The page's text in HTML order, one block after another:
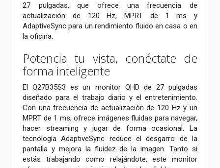
27 pulgadas, que ofrece una frecuencia de
actualización de 120 Hz, MPRT de 1 ms y
AdaptiveSync para un rendimiento fluido en casa o en
la oficina.
Potencia tu vista, conéctate de
forma inteligente
El Q27B35S3 es un monitor QHD de 27 pulgadas
diseñado para el trabajo diario y el entretenimiento.
Con una frecuencia de actualización de 120 Hz y un
MPRT de 1 ms, ofrece imágenes fluidas para navegar,
hacer streaming y jugar de forma ocasional. La
tecnología AdaptiveSync reduce el desgarro de la
pantalla y mejora la fluidez de la imagen. Tanto si
estás trabajando como relajándote, este monitor